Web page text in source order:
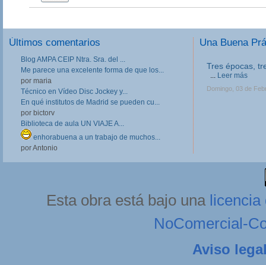
Últimos comentarios
Blog AMPA CEIP Ntra. Sra. del ...
Me parece una excelente forma de que los...
por maria
Técnico en Vídeo Disc Jockey y...
En qué institutos de Madrid se pueden cu...
por bictorv
Biblioteca de aula UN VIAJE A...
enhorabuena a un trabajo de muchos...
por Antonio
Una Buena
III Jornadas de
Formación
Las III Jornadas
Formación
Esta obra está bajo una licencia
NoComercial-
Aviso